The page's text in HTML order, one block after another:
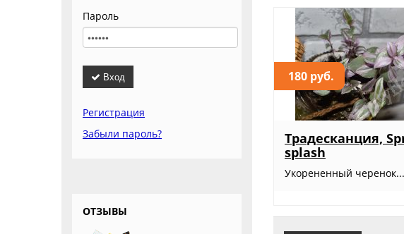
180 руб.
Традесканция,
splash
Укорененный черенок...
Пароль
Вход
Регистрация
Забыли пароль?
ОТЗЫВЫ